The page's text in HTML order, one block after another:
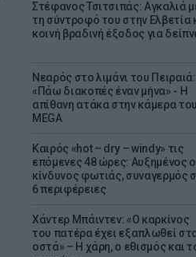
Στέφανος Τσιτσιπάς: Αγκαλιά
τη σύντροφό του στην Ελβετία
κοινή βραδινή έξοδος για
Νεαρός στο λιμάνι του Πειραιά:
«Πάω διακοπές έναν μήνα» - Η
απίθανη ατάκα στην κάμερα του
MEGA
Καιρός «hot – dry – windy» τις
επόμενες 48 ώρες: Αυξημένος ο
κίνδυνος φωτιάς, συναγερμός
6 περιφέρειες
Χάντερ Μπάιντεν: «Ο καρκίνος
του πατέρα έχει εξαπλωθεί
οστά» – Η χάρη, ο εθισμός και